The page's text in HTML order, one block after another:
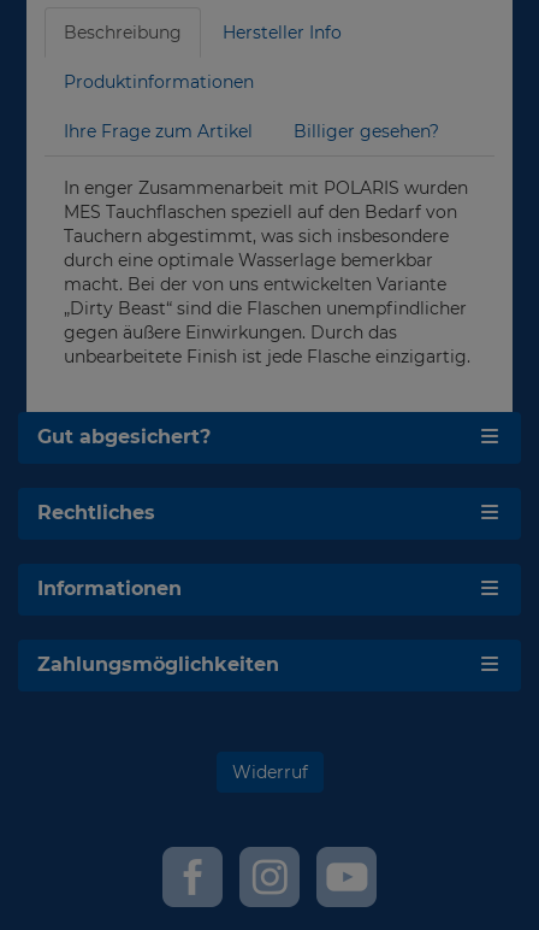
Beschreibung Hersteller Info
Produktinformationen
Ihre Frage zum Artikel Billiger gesehen?
In enger Zusammenarbeit mit POLARIS wurden
MES Tauchflaschen speziell auf den Bedarf von
Tauchern abgestimmt, was sich insbesondere
durch eine optimale Wasserlage bemerkbar
macht. Bei der von uns entwickelten Variante
„Dirty Beast“ sind die Flaschen unempfindlicher
gegen äußere Einwirkungen. Durch das
unbearbeitete Finish ist jede Flasche einzigartig.
Gut abgesichert?
Rechtliches
Informationen
Zahlungsmöglichkeiten
Widerruf